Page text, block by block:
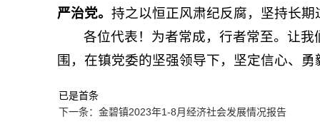
严治党。 持之以恒正风肃纪反腐，坚持长
各位代表！为者常成，行者常至。让
围，在镇党委的坚强领导下，坚定信心、
已是首条
下一条：金碧镇2023年1-8月经济社会发展情况报告